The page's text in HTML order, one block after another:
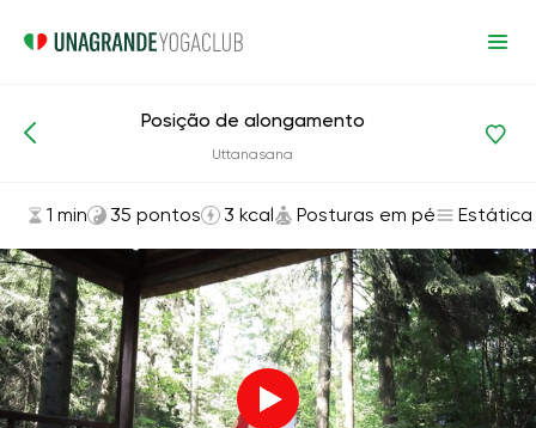
Posição de alongamento
Uttanasana
1 min 35 pontos 3 kcal Posturas em pé Estática